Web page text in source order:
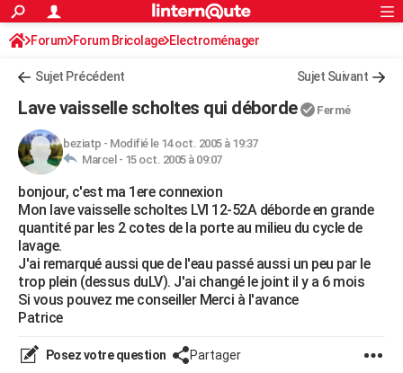
ACTUALITÉS
Politique
Société
Faits Divers
Education
Monde
Villes
+
FINANCE
Retraite
Impôts
Epargne
Immobilier
Risques naturels par ville
Banque
Assurance
Crédit
AUTO
Essais
Réserver un essai
Citadines
Berlines
SUV
Forum auto
+HIGH-TECH
Mobiles
Meilleur smartphone
Internet
Ordinateurs
Jeux vidéo
Guide high-tech
+BRICOLAGE
Forum
Aménagement intérieur
Extérieur
Cuisine
Salle de bains
Jardinage
Rangement
WEEK-END
Guides de France
Escapades
Patrimoine
Expositions
Musées
Week-end nature
+LIFESTYLE
Art de vivre
Bien-être
Loisirs
Mode
Modes de vie
SANTE
S'inscrire
Connexion
Forum Forum Bricolage Electroménager
Sujet Précédent Sujet Suivant
Lave vaisselle scholtes qui déborde Fermé
beziatp - Modifié le 14 oct. 2005 à 19:37
Marcel - 15 oct. 2005 à 09:07
bonjour, c'est ma 1ere connexion
Mon lave vaisselle scholtes LVI 12-52A déborde en grande
quantité par les 2 cotes de la porte au milieu du cycle de
lavage.
J'ai remarqué aussi que de l'eau passé aussi un peu par le
trop plein (dessus duLV). J'ai changé le joint il y a 6 mois
Si vous pouvez me conseiller Merci à l'avance
Patrice
Posez votre question Partager